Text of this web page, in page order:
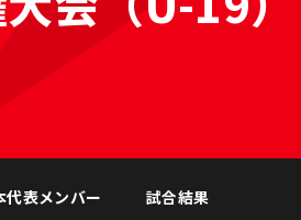
代表メンバー 試合結果